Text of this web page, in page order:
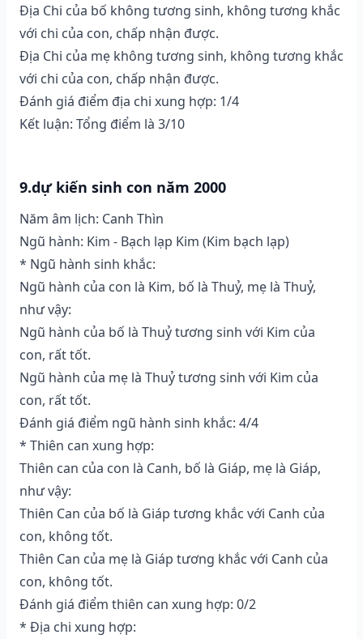
Địa Chi của bố không tương sinh, không tương khắc
với chi của con, chấp nhận được.
Địa Chi của mẹ không tương sinh, không tương khắc
với chi của con, chấp nhận được.
Đánh giá điểm địa chi xung hợp: 1/4
Kết luận: Tổng điểm là 3/10
9.dự kiến sinh con năm 2000
Năm âm lịch: Canh Thìn
Ngũ hành: Kim - Bạch lạp Kim (Kim bạch lạp)
* Ngũ hành sinh khắc:
Ngũ hành của con là Kim, bố là Thuỷ, mẹ là Thuỷ,
như vậy:
Ngũ hành của bố là Thuỷ tương sinh với Kim của
con, rất tốt.
Ngũ hành của mẹ là Thuỷ tương sinh với Kim của
con, rất tốt.
Đánh giá điểm ngũ hành sinh khắc: 4/4
* Thiên can xung hợp:
Thiên can của con là Canh, bố là Giáp, mẹ là Giáp,
như vậy:
Thiên Can của bố là Giáp tương khắc với Canh của
con, không tốt.
Thiên Can của mẹ là Giáp tương khắc với Canh của
con, không tốt.
Đánh giá điểm thiên can xung hợp: 0/2
* Địa chi xung hợp: